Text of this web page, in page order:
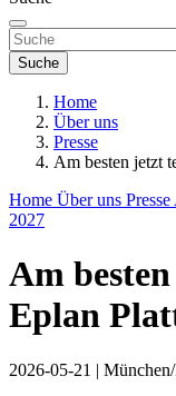
Suche
Home
Über uns
Presse
Am besten jetzt
Home Über uns Presse
2027
Am
Eplan
2026-05-21 |